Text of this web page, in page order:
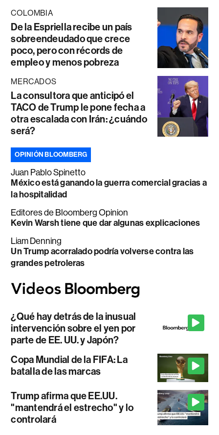
COLOMBIA
De la Espriella recibe un país
sobreendeudado que crece
poco, pero con récords de
empleo y menos pobreza
MERCADOS
La consultora que anticipó el
TACO de Trump le pone fecha a
otra escalada con Irán: ¿cuándo
será?
OPINIÓN BLOOMBERG
Juan Pablo Spinetto
México está ganando la guerra comercial gracias a
la hospitalidad
Editores de Bloomberg Opinion
Kevin Warsh tiene que dar algunas explicaciones
Liam Denning
Un Trump acorralado podría volverse contra las
grandes petroleras
¿Qué hay detrás de la inusual
intervención sobre el yen por
parte de EE. UU. y Japón?
Copa Mundial de la FIFA: La
batalla de las marcas
Trump afirma que EE.UU.
"mantendrá el estrecho" y lo
controlará